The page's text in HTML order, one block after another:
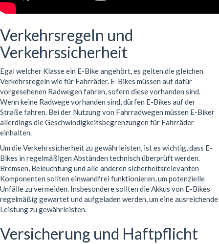
Verkehrsregeln und
Verkehrssicherheit
Egal welcher Klasse ein E-Bike angehört, es gelten die gleichen
Verkehrsregeln wie für Fahrräder. E-Bikes müssen auf dafür
vorgesehenen Radwegen fahren, sofern diese vorhanden sind.
Wenn keine Radwege vorhanden sind, dürfen E-Bikes auf der
Straße fahren. Bei der Nutzung von Fahrradwegen müssen E-Biker
allerdings die Geschwindigkeitsbegrenzungen für Fahrräder
einhalten.
Um die Verkehrssicherheit zu gewährleisten, ist es wichtig, dass E-
Bikes in regelmäßigen Abständen technisch überprüft werden.
Bremsen, Beleuchtung und alle anderen sicherheitsrelevanten
Komponenten sollten einwandfrei funktionieren, um potenzielle
Unfälle zu vermeiden. Insbesondere sollten die Akkus von E-Bikes
regelmäßig gewartet und aufgeladen werden, um eine ausreichende
Leistung zu gewährleisten.
Versicherung und Haftpflicht